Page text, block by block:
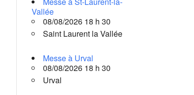
Vallée
08/08/2026 18 h 30
Saint Laurent la Vallée
Messe à Urval
08/08/2026 18 h 30
Urval